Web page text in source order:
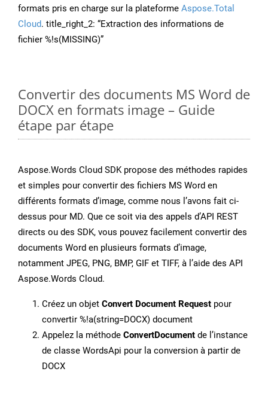
formats pris en charge sur la plateforme Aspose.Total
Cloud. title_right_2: “Extraction des informations de
fichier %!s(MISSING)”
Convertir des documents MS Word de
DOCX en formats image – Guide
étape par étape
Aspose.Words Cloud SDK propose des méthodes rapides
et simples pour convertir des fichiers MS Word en
différents formats d’image, comme nous l’avons fait ci-
dessus pour MD. Que ce soit via des appels d’API REST
directs ou des SDK, vous pouvez facilement convertir des
documents Word en plusieurs formats d’image,
notamment JPEG, PNG, BMP, GIF et TIFF, à l’aide des API
Aspose.Words Cloud.
Créez un objet Convert Document Request pour
convertir %!a(string=DOCX) document
Appelez la méthode ConvertDocument de l’instance
de classe WordsApi pour la conversion à partir de
DOCX